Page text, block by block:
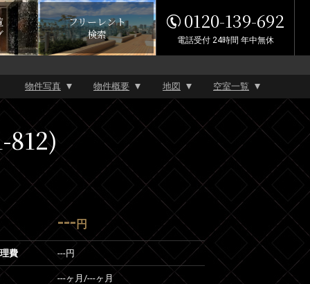
フリーレント
検索
0120-139-692
電話受付 24時間 年中無休
物件写真 物件概要 地図 空室一覧
812)
--- 円
費 ---円
---ヶ月 /---ヶ月